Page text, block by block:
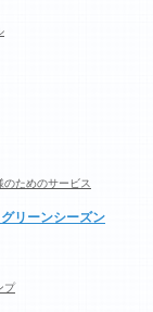
ためのサービス
リーンシーズン
プ